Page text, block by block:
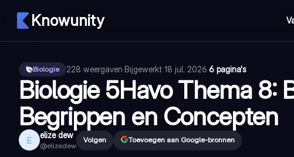
Knowunity
Biologie 228 weergaven·Bijgewerkt 18 jul. 2026·6 pagina's
Biologie 5Havo Thema 8:
Begrippen en Concepten
E elize dew
@elizedew
Volgen Toevoegen aan Google-bronnen